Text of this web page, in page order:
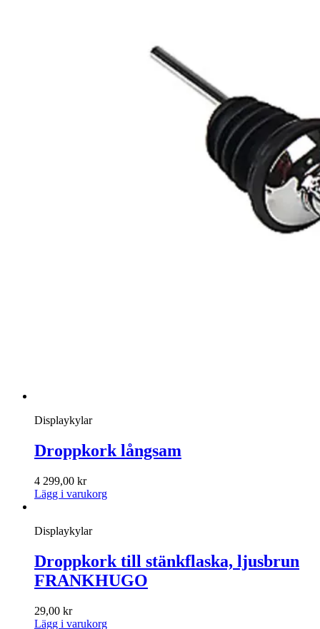
Displaykylar
Droppkork långsam
4 299,00 kr
Lägg i varukorg
Displaykylar
Droppkork till stänkflaska, ljusbrun
FRANKHUGO
29,00 kr
Lägg i varukorg